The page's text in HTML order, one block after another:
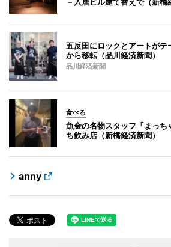
五反田にロックとアートがテ
から移転（品川経済新聞）
品川経済新聞
食べる
魚金の名物スタッフ「まっち
ち飲み店（新橋経済新聞）
anny